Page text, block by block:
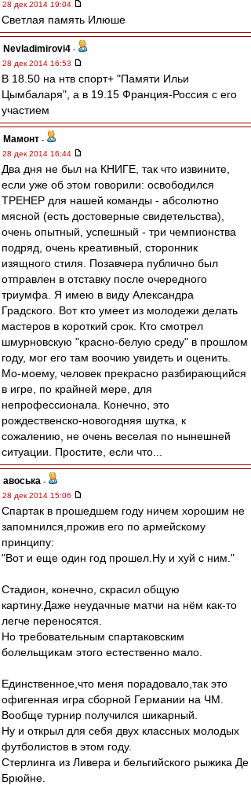
28 дек 2014 19:04
Светлая память Илюше
Nevladimirovi4 -
28 дек 2014 16:53
В 18.50 на нтв спорт+ "Памяти Ильи
Цымбаларя", а в 19.15 Франция-Россия с его
участием
Мамонт -
28 дек 2014 16:44
Два дня не был на КНИГЕ, так что извините,
если уже об этом говорили: освободился
ТРЕНЕР для нашей команды - абсолютно
мясной (есть достоверные свидетельства),
очень опытный, успешный - три чемпионства
подряд, очень креативный, сторонник
изящного стиля. Позавчера публично был
отправлен в отставку после очередного
триумфа. Я имею в виду Александра
Градского. Вот кто умеет из молодежи делать
мастеров в короткий срок. Кто смотрел
шмурновскую "красно-белую среду" в прошлом
году, мог его там воочию увидеть и оценить.
Мо-моему, человек прекрасно разбирающийся
в игре, по крайней мере, для
непрофессионала. Конечно, это
рождественско-новогодняя шутка, к
сожалению, не очень веселая по нынешней
ситуации. Простите, если что...
авоська -
28 дек 2014 15:06
Спартак в прошедшем году ничем хорошим не
запомнился,прожив его по армейскому
принципу:
"Вот и еще один год прошел.Ну и хуй с ним."
Стадион, конечно, скрасил общую
картину.Даже неудачные матчи на нём как-то
легче переносятся.
Но требовательным спартаковским
болельщикам этого естественно мало.
Единственное,что меня порадовало,так это
офигенная игра сборной Германии на ЧМ.
Вообще турнир получился шикарный.
Ну и открыл для себя двух классных молодых
футболистов в этом году.
Стерлинга из Ливера и бельгийского рыжика Де
Брюйне.